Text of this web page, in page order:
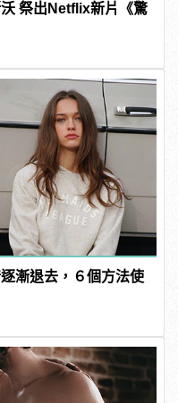
祭出Netflix新片《驚
漸退去，６個方法使